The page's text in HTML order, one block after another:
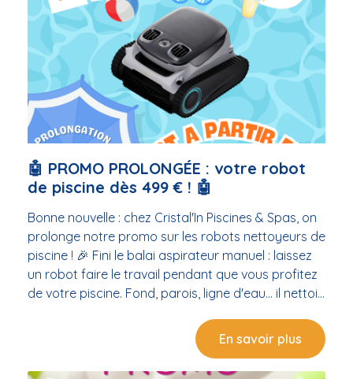
🤖 PROMO PROLONGÉE : votre robot
de piscine dès 499 € ! 🤖
Bonne nouvelle : chez Cristal'In Piscines & Spas, on
prolonge notre promo sur les robots nettoyeurs de
piscine ! 🎉 Fini le balai aspirateur manuel : laissez
un robot faire le travail pendant que vous profitez
de votre piscine. Fond, parois, ligne d'eau… il nettoie
Robots de piscine à partir de 499 € ✅ Plusieurs
modèles disponibles selon votre bassin ✅ Conseils
personnalisés par nos experts 📍 Rendez-vous
En savoir plus